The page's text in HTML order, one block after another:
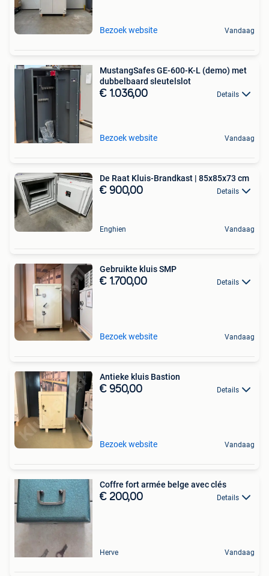
Bezoek website Vandaag
MustangSafes GE-600-K-L (demo) met
dubbelbaard sleutelslot
€ 1.036,00 Details
Bezoek website Vandaag
De Raat Kluis-Brandkast | 85x85x73 cm
€ 900,00 Details
Enghien Vandaag
Gebruikte kluis SMP
€ 1.700,00 Details
Bezoek website Vandaag
Antieke kluis Bastion
€ 950,00 Details
Bezoek website Vandaag
Coffre fort armée belge avec clés
€ 200,00 Details
Herve Vandaag